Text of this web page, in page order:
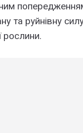
та руйнівну
рослини.